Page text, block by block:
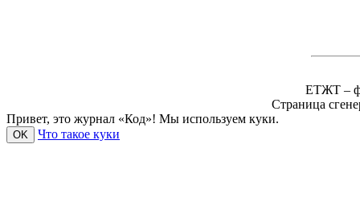
ЕТЖТ –
Страница
Привет, это журнал «Код»! Мы используем куки.
OK Что такое куки